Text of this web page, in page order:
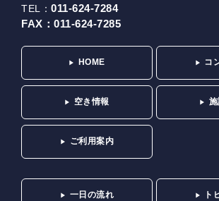
TEL：011-624-7284
FAX：011-624-7285
HOME コ
空き情報
ご利用案内
一日の流れ ト